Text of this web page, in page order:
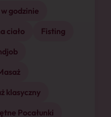
godzinie
ciało
Fisting
klasyczny
Pocałunki